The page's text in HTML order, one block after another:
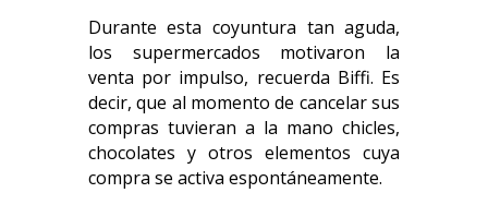
Durante esta coyuntura tan aguda,
los supermercados motivaron la
venta por impulso, recuerda Biffi. Es
decir, que al momento de cancelar sus
compras tuvieran a la mano chicles,
chocolates y otros elementos cuya
compra se activa espontáneamente.